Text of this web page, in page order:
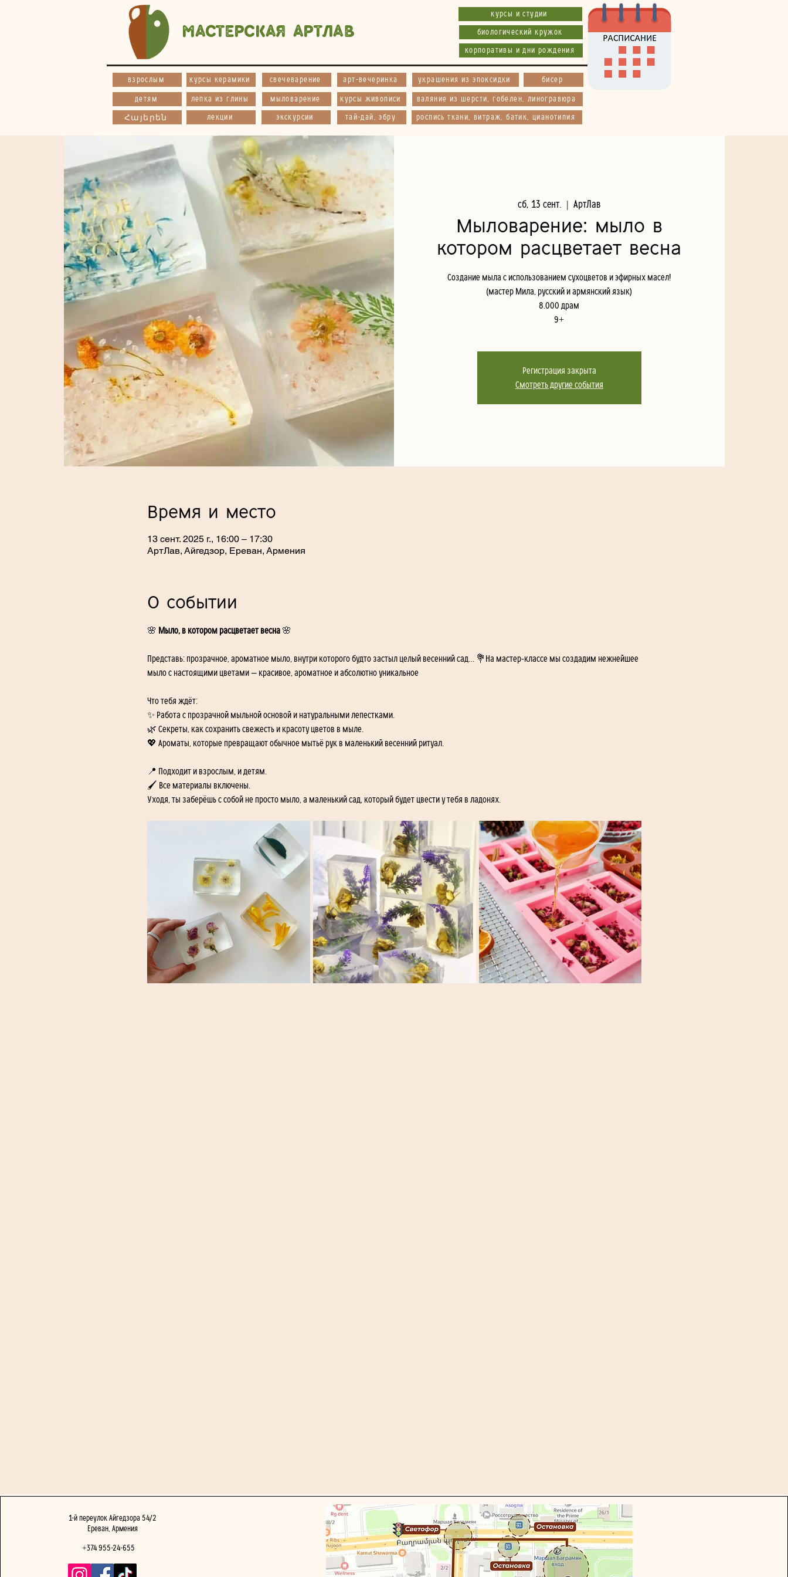
Мастерская АртЛав
курсы и студии
биологический кружок
корпоративы и дни рождения
взрослым курсы керамики свечеварение арт-вечеринка украшения из эпоксидки бисер
детям лепка из глины
Հայերեն лекции
мыловарение
экскурсии
курсы живописи
тай-дай, эбру
валяние из шерсти, гобелен, линогравюра
роспись ткани, витраж, батик, цианотипия
сб, 13 сент.
  |
АртЛав
Мыловарение: мыло в
котором расцветает весна
Создание мыла с использованием сухоцветов и эфирных масел!
(мастер Мила, русский и армянский язык)
8.000 драм
9+
Регистрация закрыта
Смотреть другие события
Время и место
13 сент. 2025 г., 16:00 – 17:30
АртЛав, Айгедзор, Ереван, Армения
О событии
🌸 Мыло, в котором расцветает весна 🌸
Представь: прозрачное, ароматное мыло, внутри которого будто застыл целый весенний сад… 💐На мастер-классе мы создадим нежнейшее
мыло с настоящими цветами — красивое, ароматное и абсолютно уникальное
Что тебя ждёт:
✨ Работа с прозрачной мыльной основой и натуральными лепестками.
🌿 Секреты, как сохранить свежесть и красоту цветов в мыле.
💖 Ароматы, которые превращают обычное мытьё рук в маленький весенний ритуал.
📍 Подходит и взрослым, и детям.
🖌 Все материалы включены.
Уходя, ты заберёшь с собой не просто мыло, а маленький сад, который будет цвести у тебя в ладонях.
1-й переулок Айгедзора 54/2
Ереван, Армения
+374 955-24-655